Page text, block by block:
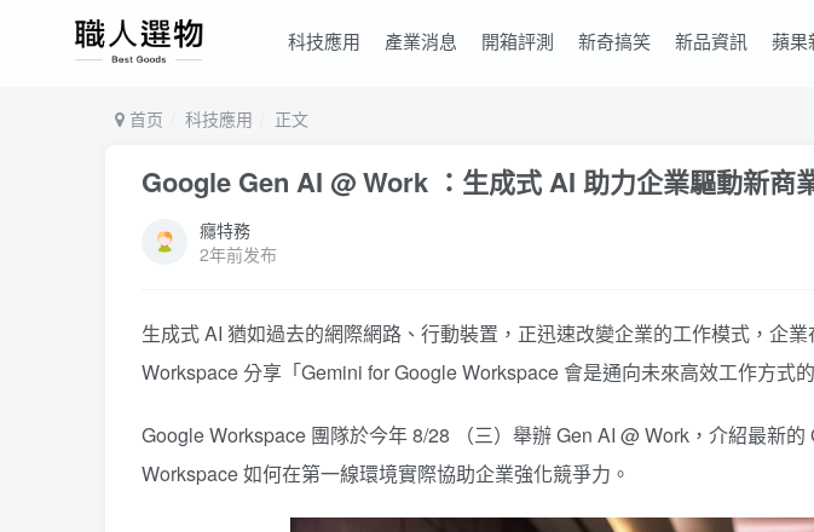
科技應用 產業消息 開箱評測 新奇搞笑 新品資訊 蘋果
首页 科技應用 正文
Google Gen AI @ Work ：生成式 AI 助力企業驅動新商
癮特務
2年前发布
生成式 AI 猶如過去的網際網路、行動裝置，正迅速改變企業的工作模式，企
Workspace 分享「Gemini for Google Workspace 會是通向未來高效工作方式
Google Workspace 團隊於今年 8/28 （三）舉辦 Gen AI @ Work，介紹最新
Workspace 如何在第一線環境實際協助企業強化競爭力。